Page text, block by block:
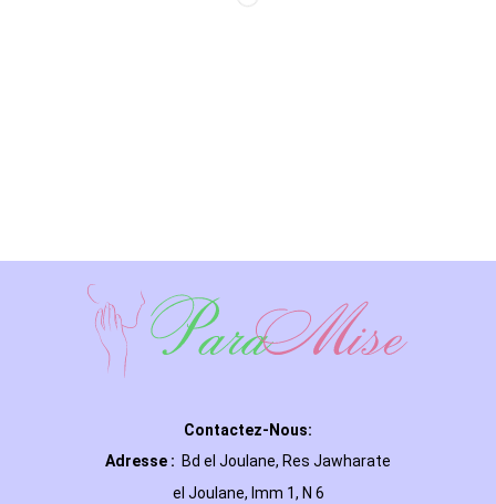
Contactez-Nous:
Adresse : Bd el Joulane, Res Jawharate
el Joulane, Imm 1, N 6